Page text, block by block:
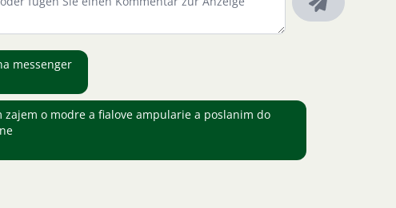
messenger
zajem o modre a fialove ampularie a poslanim do